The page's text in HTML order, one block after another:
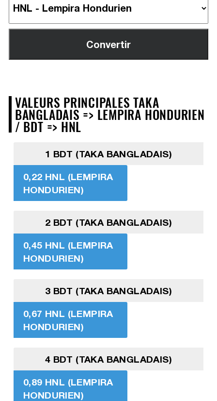
VALEURS PRINCIPALES TAKA
BANGLADAIS => LEMPIRA HONDURIEN
/ BDT => HNL
1 BDT (TAKA BANGLADAIS)
0,22 HNL (LEMPIRA
HONDURIEN)
2 BDT (TAKA BANGLADAIS)
0,45 HNL (LEMPIRA
HONDURIEN)
3 BDT (TAKA BANGLADAIS)
0,67 HNL (LEMPIRA
HONDURIEN)
4 BDT (TAKA BANGLADAIS)
0,89 HNL (LEMPIRA
HONDURIEN)